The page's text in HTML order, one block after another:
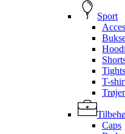
Sport
Tights
T-
Trøjer
Caps